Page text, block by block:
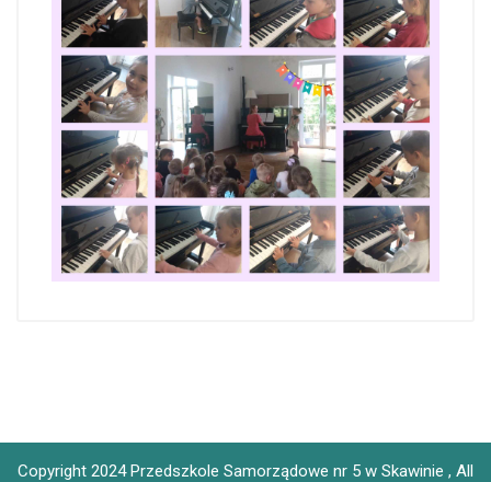
Copyright 2024 Przedszkole Samorządowe nr 5 w Skawinie , All